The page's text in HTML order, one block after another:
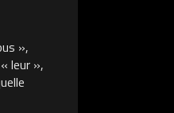
»,
leur »,